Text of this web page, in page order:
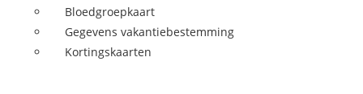
Bloedgroepkaart
Gegevens vakantiebestemming
Kortingskaarten